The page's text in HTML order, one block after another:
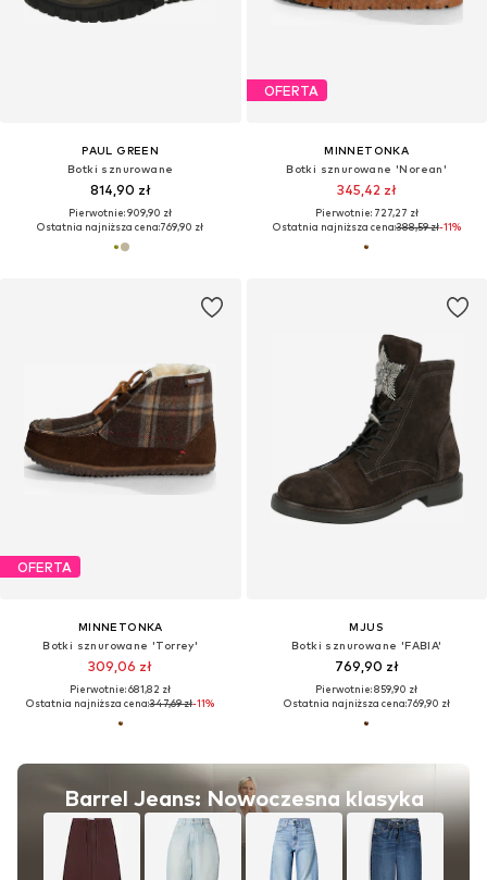
PAUL GREEN
Botki sznurowane
814,90 zł
Pierwotnie: 909,90 zł
Ostatnia najniższa cena:769,90 zł
OFERTA
MINNETONKA
Botki sznurowane 'Norean'
345,42 zł
Pierwotnie: 727,27 zł
Ostatnia najniższa cena:388,59 zł-11%
OFERTA
MINNETONKA
Botki sznurowane 'Torrey'
309,06 zł
Pierwotnie: 681,82 zł
Ostatnia najniższa cena:347,69 zł-11%
Barrel Jeans: Nowoczesna klasyka
MJUS
Botki sznurowane 'FABIA'
769,90 zł
Pierwotnie: 859,90 zł
Ostatnia najniższa cena:769,90 zł